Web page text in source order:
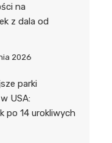
na
z dala od
2026
parki
USA:
po 14 urokliwych